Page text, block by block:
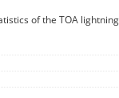
of the TOA